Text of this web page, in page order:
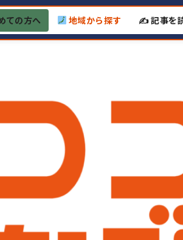
ての方へ 地域から探す ✍️ 記事を